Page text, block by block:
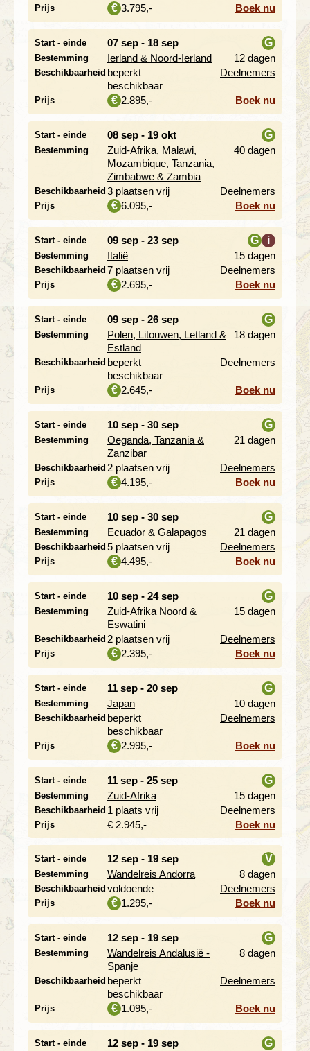
Prijs € 3.795,- Boek nu
Start - einde 07 sep - 18 sep
Bestemming Ierland & Noord-Ierland
G
12 dagen
Beschikbaarheid beperkt
beschikbaar
Deelnemers
Prijs € 2.895,- Boek nu
Start - einde 08 sep - 19 okt
Bestemming
Zuid-Afrika, Malawi,
Mozambique, Tanzania,
Zimbabwe & Zambia
G
40 dagen
Beschikbaarheid 3 plaatsen vrij Deelnemers
Prijs € 6.095,- Boek nu
Start - einde 09 sep - 23 sep
Bestemming Italië
G
i
15 dagen
Beschikbaarheid 7 plaatsen vrij Deelnemers
Prijs € 2.695,- Boek nu
Start - einde 09 sep - 26 sep
Bestemming
Polen, Litouwen, Letland &
Estland
G
18 dagen
Beschikbaarheid beperkt
beschikbaar
Deelnemers
Prijs € 2.645,- Boek nu
Start - einde 10 sep - 30 sep
Bestemming
Oeganda, Tanzania &
Zanzibar
G
21 dagen
Beschikbaarheid 2 plaatsen vrij Deelnemers
Prijs € 4.195,- Boek nu
Start - einde 10 sep - 30 sep
Bestemming Ecuador & Galapagos
G
21 dagen
Beschikbaarheid 5 plaatsen vrij Deelnemers
Prijs € 4.495,- Boek nu
Start - einde 10 sep - 24 sep
Bestemming
Zuid-Afrika Noord &
Eswatini
G
15 dagen
Beschikbaarheid 2 plaatsen vrij Deelnemers
Prijs € 2.395,- Boek nu
Start - einde 11 sep - 20 sep
Bestemming Japan
G
10 dagen
Beschikbaarheid beperkt
beschikbaar
Deelnemers
Prijs € 2.995,- Boek nu
Start - einde 11 sep - 25 sep
Bestemming Zuid-Afrika
G
15 dagen
Beschikbaarheid 1 plaats vrij Deelnemers
Prijs € 2.945,- Boek nu
Start - einde 12 sep - 19 sep
Bestemming Wandelreis Andorra
V
8 dagen
Beschikbaarheid voldoende Deelnemers
Prijs € 1.295,- Boek nu
Start - einde 12 sep - 19 sep
Bestemming
Wandelreis Andalusië -
Spanje
G
8 dagen
Beschikbaarheid beperkt
beschikbaar
Deelnemers
Prijs € 1.095,- Boek nu
Start - einde 12 sep - 19 sep G